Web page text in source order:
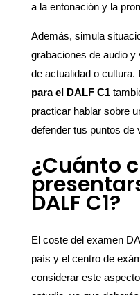
a la entonación y la
Además, simula
grabaciones de audio
de actualidad o cultura.
para el DALF C1
practicar hablar sobre
defender tus puntos de
¿Cuánto
DALF C1?
El coste del examen
país y el centro de
considerar este